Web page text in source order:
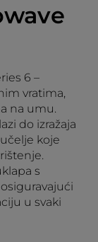
6 –
vratima,
na umu.
do izražaja
koje
s
u svaki